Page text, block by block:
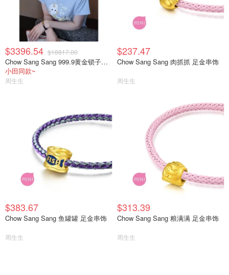
$3396.54 $18817.00
Chow Sang Sang 999.9黄金锁子纹手链
小田同款~
周生生
$237.47
Chow Sang Sang 肉抓抓 足金串饰
周生生
$383.67
Chow Sang Sang 鱼罐罐 足金串饰
周生生
$313.39
Chow Sang Sang 粮满满 足金串饰
周生生